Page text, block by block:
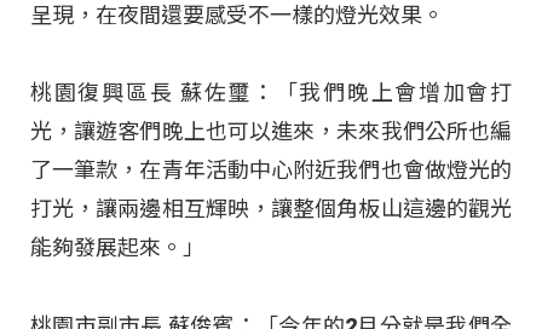
呈現，在夜間還要感受不一樣的燈光效果。
桃園復興區長 蘇佐璽：「我們晚上會增加會打
光，讓遊客們晚上也可以進來，未來我們公所也編
了一筆款，在青年活動中心附近我們也會做燈光的
打光，讓兩邊相互輝映，讓整個角板山這邊的觀光
能夠發展起來。」